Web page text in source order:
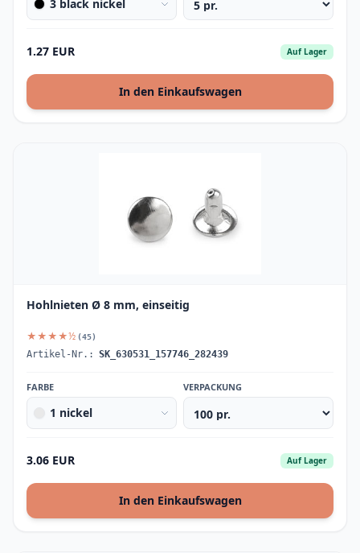
3 black nickel
1.27 EUR Auf Lager
In den Einkaufswagen
Hohlnieten Ø 8 mm, einseitig
★★★★½ (45)
Artikel-Nr.: SK_630531_157746_282439
FARBE
1 nickel
VERPACKUNG
3.06 EUR Auf Lager
In den Einkaufswagen